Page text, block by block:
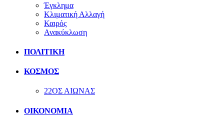
Έγκλημα
Κλιματική Αλλαγή
Καιρός
Ανακύκλωση
ΠΟΛΙΤΙΚΗ
ΚΟΣΜΟΣ
22ΟΣ ΑΙΩΝΑΣ
ΟΙΚΟΝΟΜΙΑ